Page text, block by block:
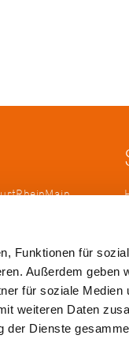
Funktionen für
Außerdem geben
für soziale Medien
weiteren Daten
der Dienste